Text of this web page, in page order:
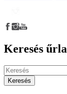
Keresés
Keresés